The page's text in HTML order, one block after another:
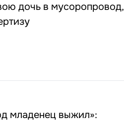
дочь в мусоропровод,
младенец выжил»: